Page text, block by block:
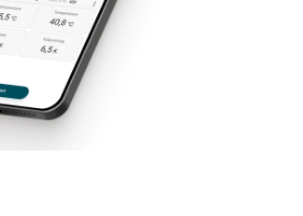
的德圖測量儀器相